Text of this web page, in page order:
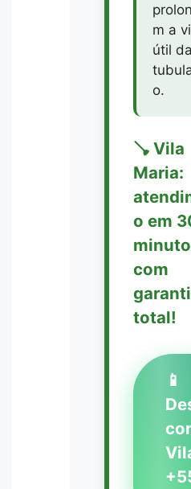
m a
útil da
o.
🪠 Vila
Maria:
o em
com
total!
📱